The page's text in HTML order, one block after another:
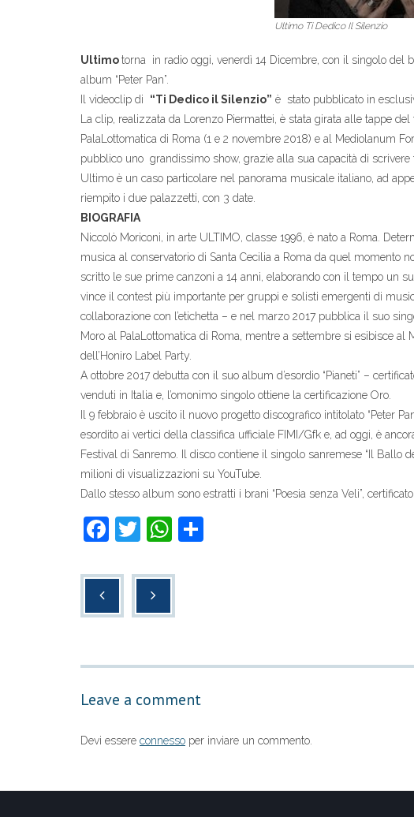
Ultimo Ti Dedico Il Silenzio
Ultimotorna in radio oggi, venerdì 14 Dicembre, con il singolo del
album “Peter Pan”.
Il videoclip di “Ti Dedico il Silenzio” è stato pubblicato in
La clip, realizzata da Lorenzo Piermattei, è stata girata alle tappe
PalaLottomatica di Roma (1 e 2 novembre 2018) e al Mediolanum
pubblico uno grandissimo show, grazie alla sua capacità di scrivere
Ultimo è un caso particolare nel panorama musicale italiano, ad
riempito i due palazzetti, con 3 date.
BIOGRAFIA
Niccolò Moriconi, in arte ULTIMO, classe 1996, è nato a Roma.
musica al conservatorio di Santa Cecilia a Roma da quel momento
scritto le sue prime canzoni a 14 anni, elaborando con il tempo un
vince il contest più importante per gruppi e solisti emergenti di
collaborazione con l’etichetta – e nel marzo 2017 pubblica il suo
Moro al PalaLottomatica di Roma, mentre a settembre si esibisce
dell’Honiro Label Party.
A ottobre 2017 debutta con il suo album d’esordio “Pianeti” –
venduti in Italia e, l’omonimo singolo ottiene la certificazione Oro.
Il 9 febbraio è uscito il nuovo progetto discografico intitolato “Peter
esordito ai vertici della classifica ufficiale FIMI/Gfk e, ad oggi, è
Festival di Sanremo. Il disco contiene il singolo sanremese “Il Ballo
milioni di visualizzazioni su YouTube.
Dallo stesso album sono estratti i brani “Poesia senza Veli”,
F
c
k
T
tt
er
W
at
Leave a comment
Devi essere connesso per inviare un commento.